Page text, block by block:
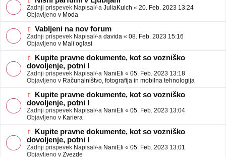
b
j
a
v
e
o
v
e
o
b
j
a
v
e
Zadnji prispevek Napisal/-a JuliaKulch « 20. Feb. 2023 13:24
Objavljeno v Moda
N
o
v
e
o
b
j
a
v
e
Vabljeni na nov forum
Zadnji prispevek Napisal/-a davida « 08. Feb. 2023 15:16
Objavljeno v Mali oglasi
N
o
v
e
o
b
a
v
e
Kupite pravne dokumente, kot so vozniško
dovoljenje, potni l
Zadnji prispevek Napisal/-a NaniEli « 05. Feb. 2023 13:18
Objavljeno v Računalništvo, fotografija in mobilna tehnologija
N
o
v
e
o
b
a
v
Kupite pravne dokumente, kot so vozniško
dovoljenje, potni l
Zadnji prispevek Napisal/-a NaniEli « 05. Feb. 2023 13:04
Objavljeno v Kariera
N
o
v
e
Kupite pravne dokumente, kot so vozniško
dovoljenje, potni l
Zadnji prispevek Napisal/-a NaniEli « 05. Feb. 2023 13:01
Objavljeno v Zvezde